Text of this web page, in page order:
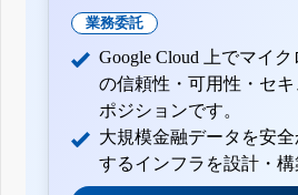
業務委託
Google Cloud 上でマイ
の信頼性・可用性・セキ
ポジションです。
大規模金融データを安
するインフラを設計・構